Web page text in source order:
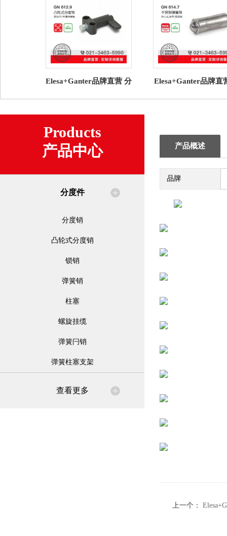
Elesa+Ganter品牌直营 分
度销 压铸锌导轨
Elesa+Ganter品牌直
簧销 压入式带滚珠
Products
产品中心
分度件
分度销
凸轮式分度销
锁销
弹簧销
柱塞
螺旋挂缆
弹簧闩销
弹簧柱塞支架
查看更多
产品概述
品牌
上一个：